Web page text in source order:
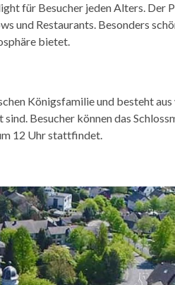
für Besucher jeden Alters. Der
und Restaurants. Besonders
bietet.
Königsfamilie und besteht
Besucher können das
12 Uhr stattfindet.